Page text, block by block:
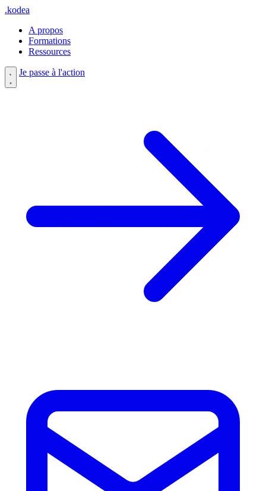
.kodea
A propos
Formations
Ressources
Je passe à l'action